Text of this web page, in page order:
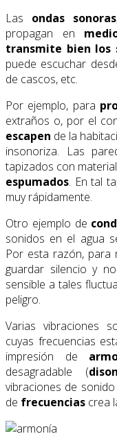
Las ondas sonoras
propagan en
transmite bien los
puede escuchar
de cascos, etc.
Por ejemplo, para
extraños o, por el
escapen de la
insonoriza. Las
tapizados con
espumados. En tal
muy rápidamente.
Otro ejemplo de
sonidos en el agua
Por esta razón, para
guardar silencio y
sensible a tales
peligro.
Varias vibraciones
cuyas frecuencias
impresión de
desagradable (
vibraciones de
de frecuencias crea